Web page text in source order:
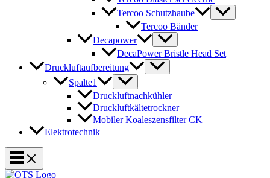
Tercoo Schutzhaube
Tercoo Bänder
Decapower
DecaPower Bristle Head Set
Druckluftaufbereitung
Spalte1
Druckluftnachkühler
Druckluftkältetrockner
Mobiler Koaleszensfilter CK
Elektrotechnik